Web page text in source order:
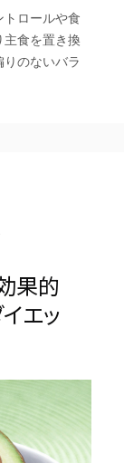
トロールや食
主食を置き換
りのないバラ
果的
エッ